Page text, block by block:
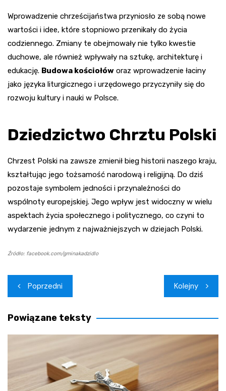
Wprowadzenie chrześcijaństwa przyniosło ze sobą nowe
wartości i idee, które stopniowo przenikały do życia
codziennego. Zmiany te obejmowały nie tylko kwestie
duchowe, ale również wpływały na sztukę, architekturę i
edukację. Budowa kościołów oraz wprowadzenie łaciny
jako języka liturgicznego i urzędowego przyczyniły się do
rozwoju kultury i nauki w Polsce.
Dziedzictwo Chrztu Polski
Chrzest Polski na zawsze zmienił bieg historii naszego kraju,
kształtując jego tożsamość narodową i religijną. Do dziś
pozostaje symbolem jedności i przynależności do
wspólnoty europejskiej. Jego wpływ jest widoczny w wielu
aspektach życia społecznego i politycznego, co czyni to
wydarzenie jednym z najważniejszych w dziejach Polski.
Źródło: facebook.com/gminakadzidlo
Nawigacja
wpisu
Poprzedni Kolejny
Powiązane teksty